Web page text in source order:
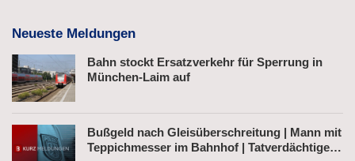
Neueste Meldungen
Bahn stockt Ersatzverkehr für Sperrung in
München-Laim auf
Bußgeld nach Gleisüberschreitung | Mann mit
Teppichmesser im Bahnhof | Tatverdächtiger